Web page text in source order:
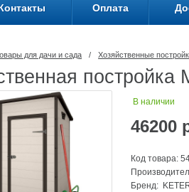
Оплата
для дачи и сада / Хозяйственные
постройка
В наличии
46200
Код товара:
Бренд: